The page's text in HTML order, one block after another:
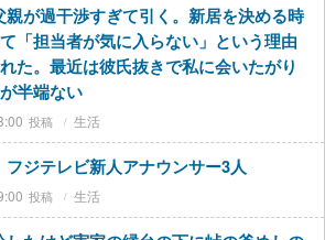
親が過干渉すぎて引く。新居を決める時
「担当者が気に入らない」という理由
た。最近は彼氏抜きで私に会いたがり
半端ない
生活
フジテレビ新人アナウンサー3人
生活